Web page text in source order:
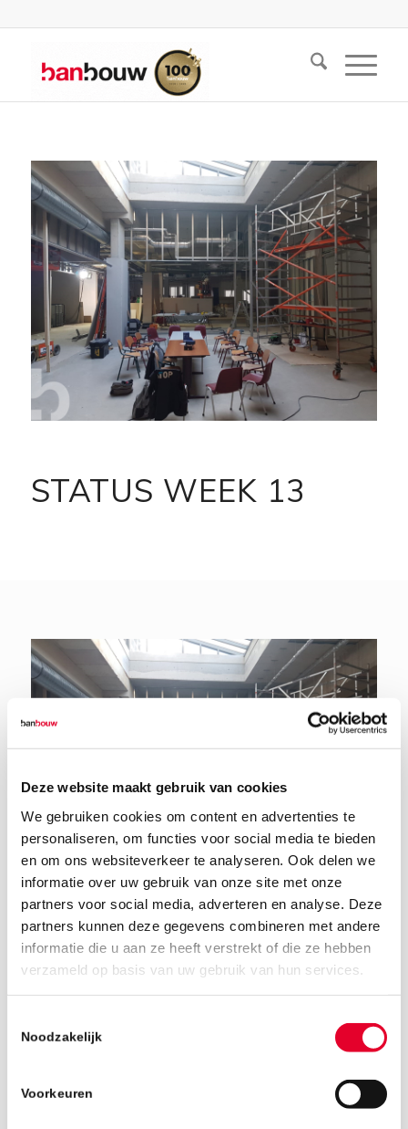
Deze website maakt gebruik van cookies
We gebruiken cookies om content en advertenties te
personaliseren, om functies voor social media te bieden
en om ons websiteverkeer te analyseren. Ook delen we
informatie over uw gebruik van onze site met onze
partners voor social media, adverteren en analyse. Deze
partners kunnen deze gegevens combineren met andere
informatie die u aan ze heeft verstrekt of die ze hebben
verzameld op basis van uw gebruik van hun services.
Noodzakelijk
Voorkeuren
STATUS WEEK 13
1 april 2019